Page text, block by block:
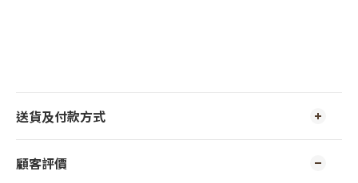
送貨及付款方式
顧客評價